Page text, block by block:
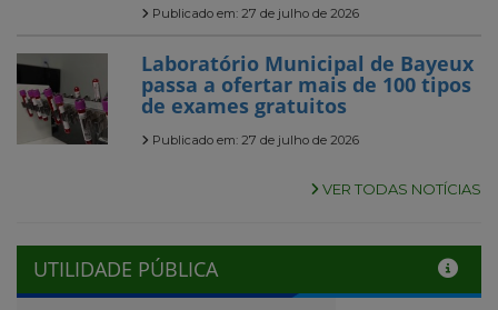
Publicado em: 27 de julho de 2026
Laboratório Municipal de Bayeux
passa a ofertar mais de 100 tipos
de exames gratuitos
Publicado em: 27 de julho de 2026
VER TODAS NOTÍCIAS
UTILIDADE PÚBLICA